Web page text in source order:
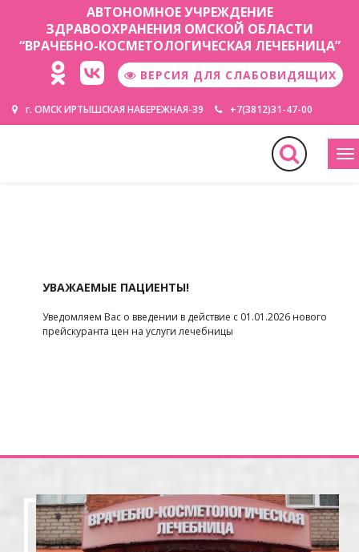
АВТОНОМНОЕ УЧРЕЖДЕНИЕ
ЗДРАВООХРАНЕНИЯ ОМСКОЙ ОБЛАСТИ
“ВРАЧЕБНО-КОСМЕТОЛОГИЧЕСКАЯ ЛЕЧЕБНИЦА”
ВЕРСИЯ ДЛЯ СЛАБОВИДЯЩИХ
г. ОМСК ИРТЫШСКАЯ НАБЕРЕЖНАЯ-39 +7(3812)31-47-00
УВАЖАЕМЫЕ ПАЦИЕНТЫ!
Уведомляем Вас о введении в действие с 01.01.2026 нового
прейскуранта цен на услуги лечебницы